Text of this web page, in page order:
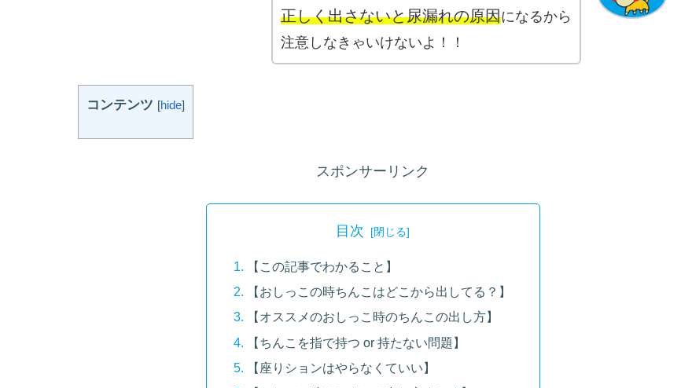
正しく出さないと尿漏れの原因になるから
注意しなきゃいけないよ！！
コンテンツ [hide]
スポンサーリンク
目次
【この記事でわかること】
【おしっこの時ちんこはどこから出してる？】
【オススメのおしっこ時のちんこの出し方】
【ちんこを指で持つ or 持たない問題】
【座りションはやらなくていい】